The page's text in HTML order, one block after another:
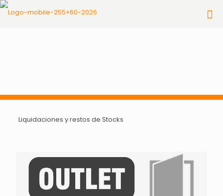
Liquidaciones y restos de Stocks